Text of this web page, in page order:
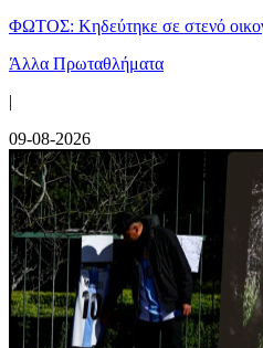
ΦΩΤΟΣ: Κηδεύτηκε σε στενό
Άλλα Πρωταθλήματα
|
09-08-2026